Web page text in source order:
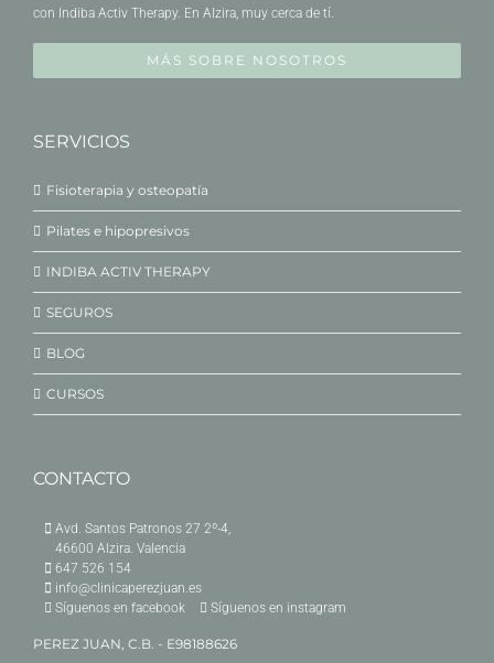
con Indiba Activ Therapy. En Alzira, muy cerca de tí.
MÁS SOBRE NOSOTROS
SERVICIOS
Fisioterapia y osteopatía
Pilates e hipopresivos
INDIBA ACTIV THERAPY
SEGUROS
BLOG
CURSOS
CONTACTO
Avd. Santos Patronos 27 2º-4,
46600 Alzira. Valencia
647 526 154
info@clinicaperezjuan.es
Síguenos en facebook
Síguenos en instagram
PEREZ JUAN, C.B. - E98188626